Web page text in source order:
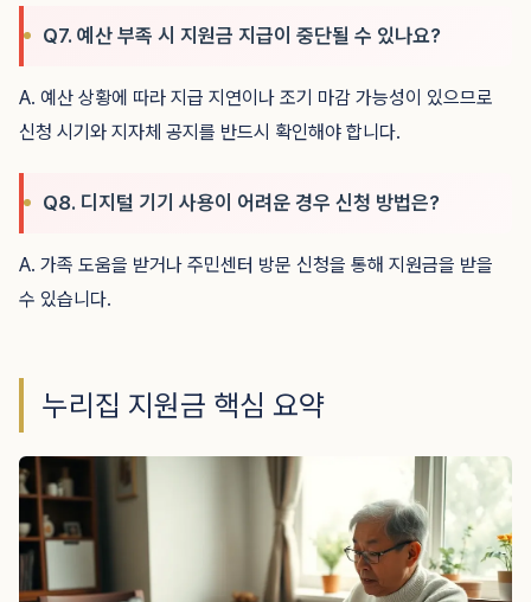
Q7. 예산 부족 시 지원금 지급이 중단될 수 있나요?
A. 예산 상황에 따라 지급 지연이나 조기 마감 가능성이 있으므로
신청 시기와 지자체 공지를 반드시 확인해야 합니다.
Q8. 디지털 기기 사용이 어려운 경우 신청 방법은?
A. 가족 도움을 받거나 주민센터 방문 신청을 통해 지원금을 받을
수 있습니다.
누리집 지원금 핵심 요약